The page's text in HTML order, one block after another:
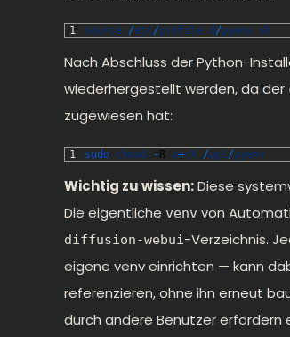
1 source /etc/profile d /pyenv sh
Nach Abschluss der Python-
wiederhergestellt werden, da der
zugewiesen hat:
1 sudo chmod - R o+rX /opt/pyenv
Wichtig zu wissen:Diese
Die eigentliche venv von
diffusion-webui-Verzeichnis.
eigene venv einrichten — kann
referenzieren, ohne ihn erneut
durch andere Benutzer erfordern